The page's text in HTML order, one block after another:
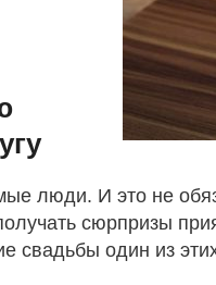
люди. И это не
сюрпризы
свадьбы один из